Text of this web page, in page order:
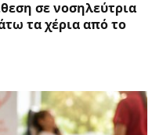
σε νοσηλεύτρια
τα χέρια από το